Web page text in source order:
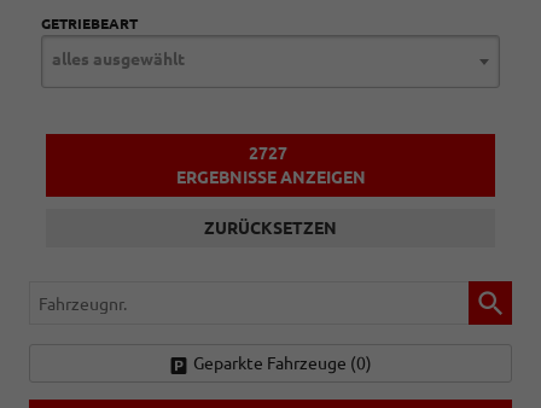
GETRIEBEART
alles ausgewählt
2727
ERGEBNISSE ANZEIGEN
ZURÜCKSETZEN
Fahrzeugnr.
Geparkte Fahrzeuge (0)